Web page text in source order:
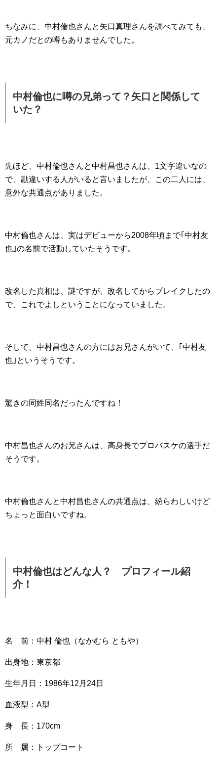
ちなみに、中村倫也さんと矢口真理さんを調べてみても、
元カノだとの噂もありませんでした。
中村倫也に噂の兄弟って？矢口と関係して
いた？
先ほど、中村倫也さんと中村昌也さんは、1文字違いなの
で、勘違いする人がいると言いましたが、この二人には、
意外な共通点がありました。
中村倫也さんは、実はデビューから2008年頃まで｢中村友
也｣の名前で活動していたそうです。
改名した真相は、謎ですが、改名してからブレイクしたの
で、これでよしということになっていました。
そして、中村昌也さんの方にはお兄さんがいて、｢中村友
也｣というそうです。
驚きの同姓同名だったんですね！
中村昌也さんのお兄さんは、高身長でプロバスケの選手だ
そうです。
中村倫也さんと中村昌也さんの共通点は、紛らわしいけど
ちょっと面白いですね。
中村倫也はどんな人？ プロフィール紹
介！
名 前：中村 倫也（なかむら ともや）
出身地：東京都
生年月日：1986年12月24日
血液型：A型
身 長：170cm
所 属：トップコート